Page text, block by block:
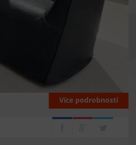
Více podrobností